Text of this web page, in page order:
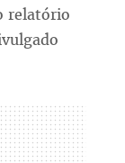
relatório